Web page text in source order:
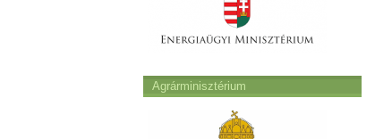
Agrárminisztérium